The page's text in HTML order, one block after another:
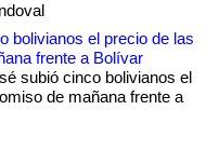
bolivianos el precio de las
frente a Bolívar
subió cinco bolivianos el
de mañana frente a